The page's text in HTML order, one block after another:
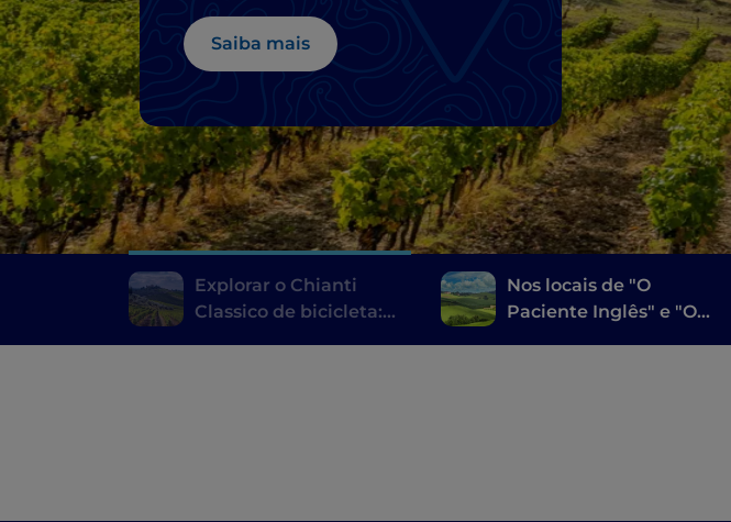
Saiba mais
Explorar o Chianti
Classico de bicicleta:
Nos locais de "O
Paciente Inglês" e "O